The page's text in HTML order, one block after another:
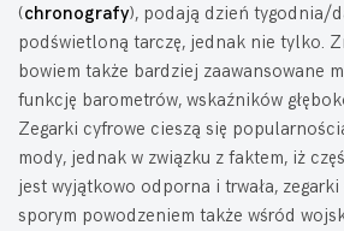
(chronografy), podają dzień tygodnia/
podświetloną tarczę, jednak nie tylko.
bowiem także bardziej zaawansowane
funkcję barometrów, wskaźników
Zegarki cyfrowe cieszą się
mody, jednak w związku z faktem, iż
jest wyjątkowo odporna i trwała,
sporym powodzeniem także wśród